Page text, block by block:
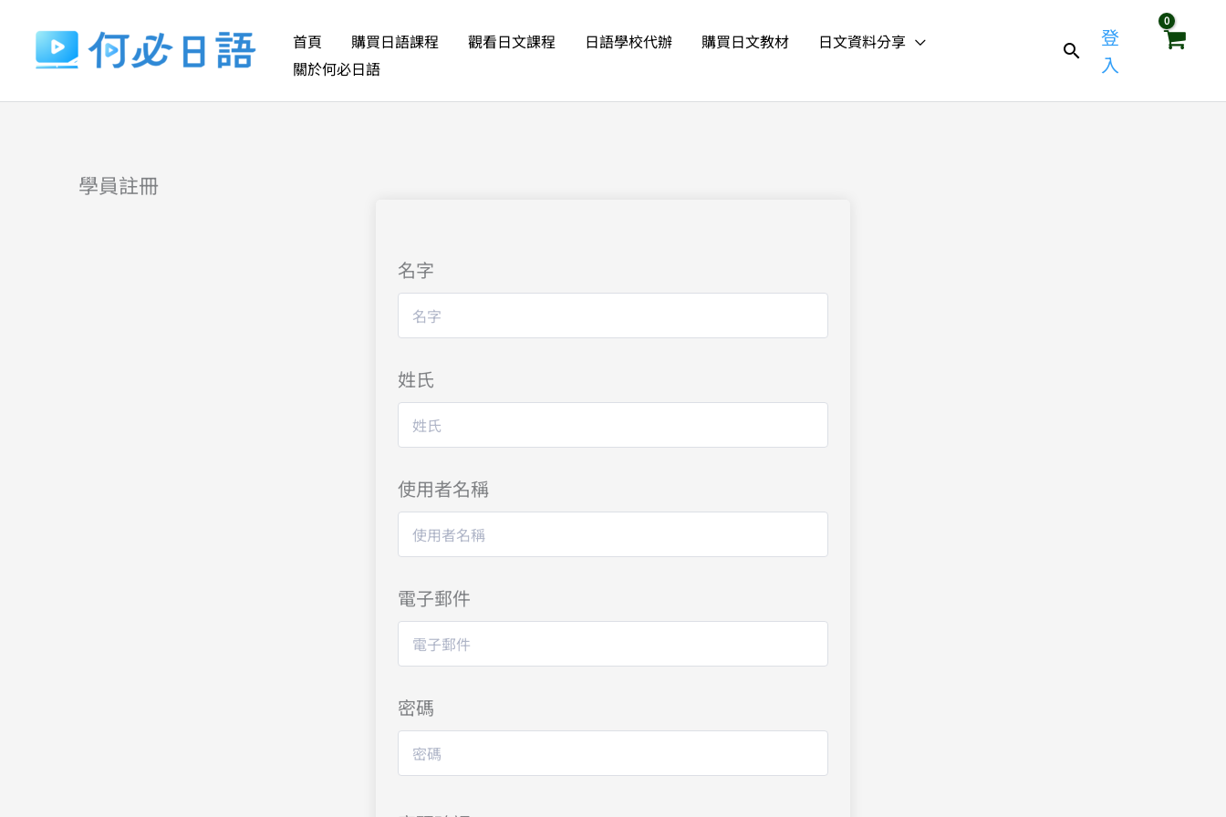
要
首頁 購買日語課程 觀看日文課程 日語學校代辦 購買日文教材
日文資料分享
關於何必日語
登
入
學員註冊
名字
姓氏
使用者名稱
電子郵件
密碼